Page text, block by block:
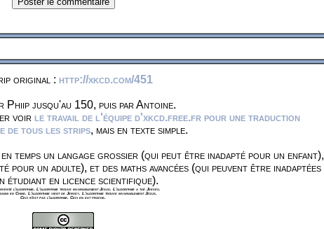
original : http://xkcd.com/451
Phiip jusqu'au 150, puis par Antoine.
voir le travail de l'équipe d'xkcd.free.fr pour une traduction
de tous les strips, mais en texte simple.
temps un langage grossier (qui peut être inadapté pour un enfant),
pour un adulte), et des maths avancées (qui peuvent être inadaptées
étudiant en licence scientifique).
l'algorithme. L'algorithme trouve invariablement Jésus. L'algorithme a tué Jeeves.
en Chine. L'algorithme vient de Jersey. L'algorithme trouve invariablement Jésus.
Ceci n'est pas l'algorithme. Ceci en est proche.